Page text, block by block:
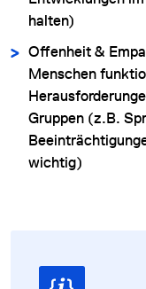
halten)
Offenheit &
Menschen
Gruppen (z.B.
wichtig)